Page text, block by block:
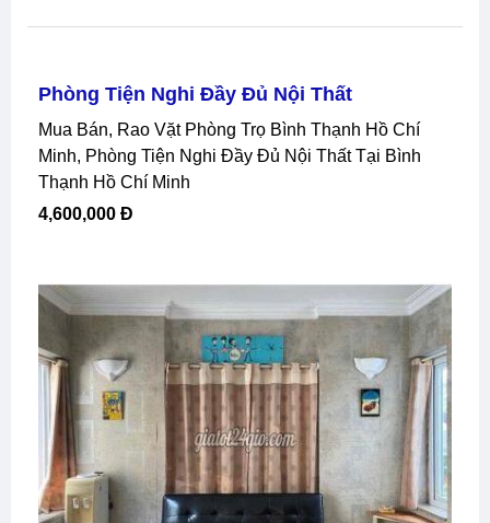
Phòng Tiện Nghi Đầy Đủ Nội Thất
Mua Bán, Rao Vặt Phòng Trọ Bình Thạnh Hồ Chí
Minh, Phòng Tiện Nghi Đầy Đủ Nội Thất Tại Bình
Thạnh Hồ Chí Minh
4,600,000 Đ